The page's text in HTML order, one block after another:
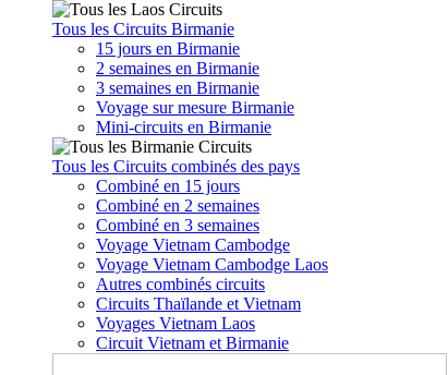
Tous les Circuits Birmanie
15 jours en Birmanie
2 semaines en Birmanie
3 semaines en Birmanie
Voyage sur mesure Birmanie
Mini-circuits en Birmanie
Tous les Circuits combinés des pays
Combiné en 15 jours
Combiné en 2 semaines
Combiné en 3 semaines
Voyage Vietnam Cambodge
Voyage Vietnam Cambodge Laos
Autres combinés circuits
Circuits Thaïlande et Vietnam
Voyages Vietnam Laos
Circuit Vietnam et Birmanie